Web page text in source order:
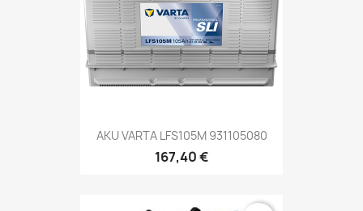
AKU VARTA LFS105M 931105080
167,40 €